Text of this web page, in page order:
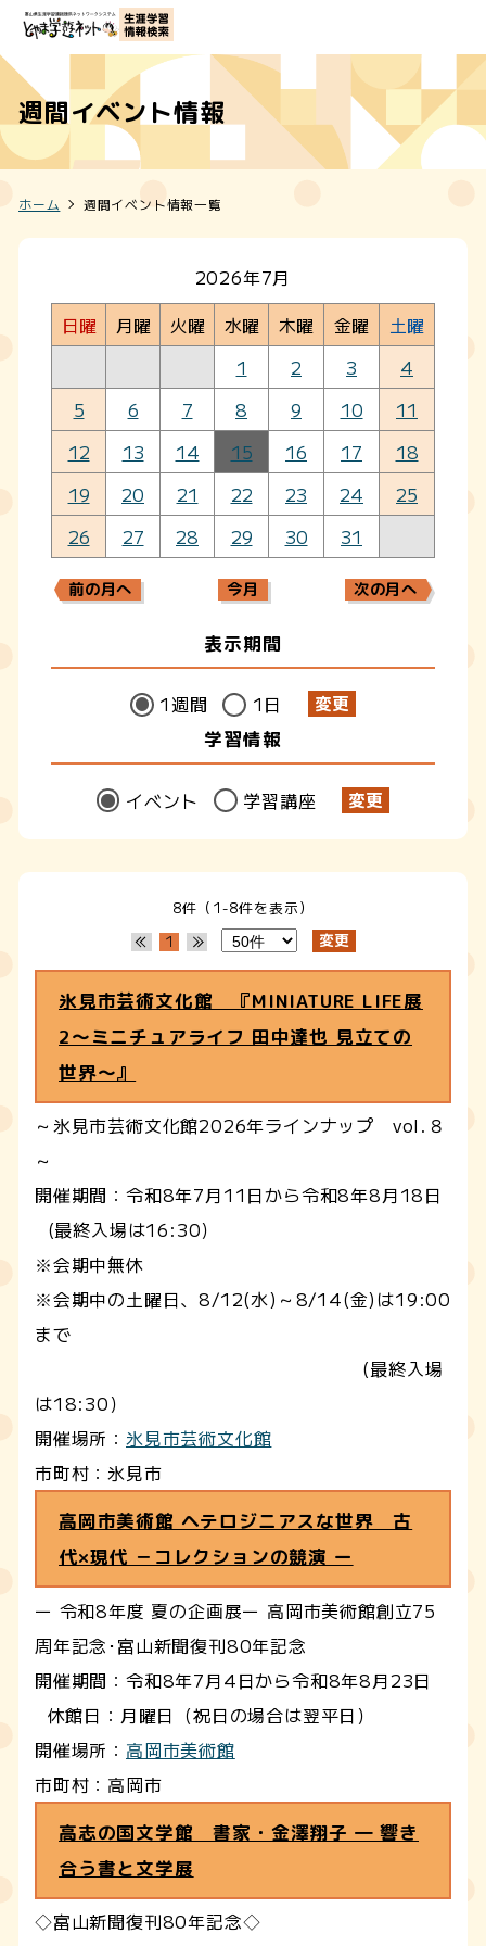
週間イベント情報
ホーム 週間イベント情報一覧
2026年7月
日曜
月曜 火曜 水曜 木曜 金曜
土曜
1
2 3
4
5
6 7 8 9 10
11
12
13 14 15 16 17
18
19
20 21 22 23 24
25
26
27 28 29 30 31
前の月へ 今月 次の月へ
表示期間
1週間 1日
学習情報
イベント 学習講座
8件（1-8件を表示）
1
氷見市芸術文化館 『MINIATURE LIFE展
2～ミニチュアライフ 田中達也 見立ての
世界～』
～氷見市芸術文化館2026年ラインナップ vol.８
～
開催期間：令和8年7月11日から令和8年8月18日
(最終入場は16:30）
※会期中無休
※会期中の土曜日、8/12(水)～8/14(金)は19:00
まで
(最終入場
は18:30）
開催場所： 氷見市芸術文化館
市町村：氷見市
高岡市美術館 ヘテロジニアスな世界 古
代×現代 －コレクションの競演 ー
ー 令和8年度 夏の企画展ー 高岡市美術館創立75
周年記念･富山新聞復刊80年記念
開催期間：令和8年7月4日から令和8年8月23日
休館日：月曜日（祝日の場合は翌平日）
開催場所： 高岡市美術館
市町村：高岡市
高志の国文学館 書家・金澤翔子 ― 響き
合う書と文学展
◇富山新聞復刊80年記念◇